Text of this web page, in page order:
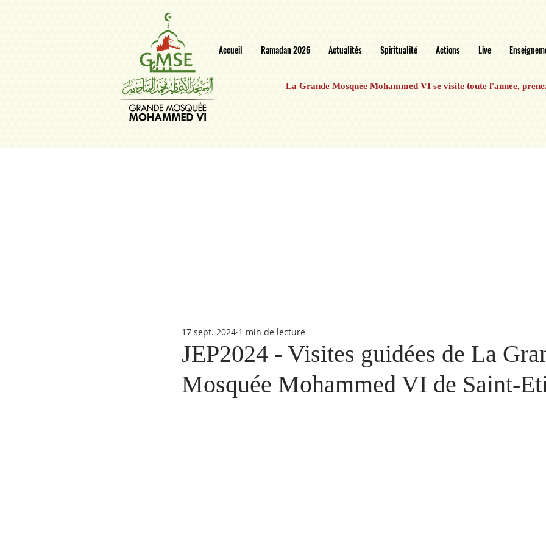
Accueil Ramadan 2026 Actualités Spiritualité Actions Live
La Grande Mosquée Mohammed VI se visite toute l'année,
JEP2024 - Visites guidées de La
Mosquée Mohammed VI de Saint-
17 sept. 2024 1 min de lecture